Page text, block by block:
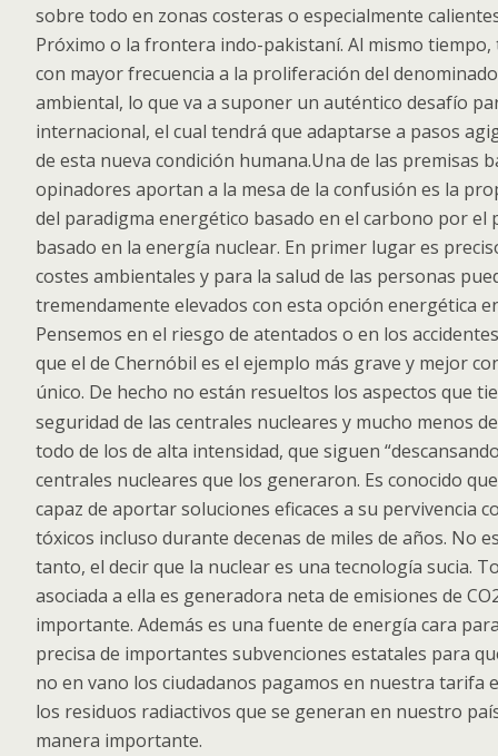
sobre todo en zonas costeras o especialmente
Próximo o la frontera indo-pakistaní. Al mismo
con mayor frecuencia a la proliferación del
ambiental, lo que va a suponer un auténtico desafío
internacional, el cual tendrá que adaptarse a pasos
de esta nueva condición humana.Una de las premisas
opinadores aportan a la mesa de la confusión es la
del paradigma energético basado en el carbono por el
basado en la energía nuclear. En primer lugar es
costes ambientales y para la salud de las personas
tremendamente elevados con esta opción energética
Pensemos en el riesgo de atentados o en los
que el de Chernóbil es el ejemplo más grave y mejor
único. De hecho no están resueltos los aspectos que
seguridad de las centrales nucleares y mucho menos
todo de los de alta intensidad, que siguen
centrales nucleares que los generaron. Es conocido
capaz de aportar soluciones eficaces a su pervivencia
tóxicos incluso durante decenas de miles de años. No
tanto, el decir que la nuclear es una tecnología sucia.
asociada a ella es generadora neta de emisiones de
importante. Además es una fuente de energía cara
precisa de importantes subvenciones estatales para
no en vano los ciudadanos pagamos en nuestra tarifa
los residuos radiactivos que se generan en nuestro
manera importante.